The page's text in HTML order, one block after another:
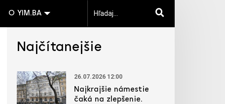
O YIM.BA
Najčítanejšie
26.07.2026 12:00
Najkrajšie námestie
čaká na zlepšenie.